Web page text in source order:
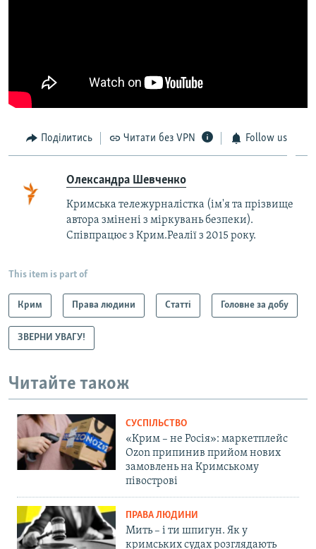
Поділитись Читати без VPN Follow us
Олександра Шевченко
Кримська тележурналістка (ім'я та прізвище
автора змінені з міркувань безпеки).
Співпрацює з Крим.Реалії з 2015 року.
This item is part of
Крим Права людини Статті Головне за добу
ЗВЕРНИ УВАГУ!
Читайте також
СУСПІЛЬСТВО
«Крим – не Росія»: маркетплейс
Ozon припинив прийом нових
замовлень на Кримському
півострові
ПРАВА ЛЮДИНИ
Мить – і ти шпигун. Як у
кримських судах розглядають